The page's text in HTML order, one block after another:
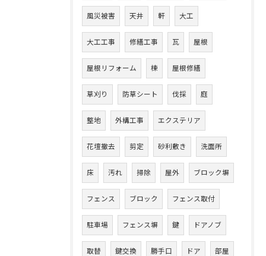
風災被害 天井 軒 大工
大工工事 修繕工事 瓦 屋根
屋根リフォーム 棟 屋根修繕
草刈り 防草シート 伐採 庭
整地 外構工事 エクステリア
花壇撤去 剪定 砂利敷き 洗面所
床 汚れ 掃除 屋外 ブロック塀
フェンス ブロック フェンス取付
駐車場 フェンス塀 鍵 ドアノブ
取替 鍵交換 勝手口 ドア 部屋